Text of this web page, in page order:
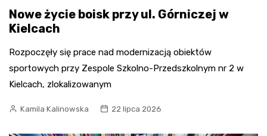
Nowe życie boisk przy ul. Górniczej w
Kielcach
Rozpoczęły się prace nad modernizacją obiektów
sportowych przy Zespole Szkolno-Przedszkolnym nr 2 w
Kielcach, zlokalizowanym
Kamila Kalinowska 22 lipca 2026